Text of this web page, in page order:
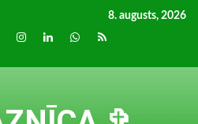
8. augusts, 2026
Instagram
LinkedInwhatsapp
RSS